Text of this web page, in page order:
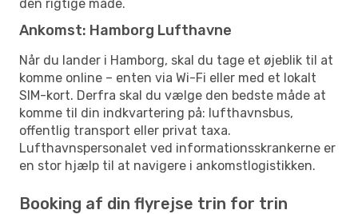
den rigtige måde.
Ankomst: Hamborg Lufthavne
Når du lander i Hamborg, skal du tage et øjeblik til at
komme online – enten via Wi-Fi eller med et lokalt
SIM-kort. Derfra skal du vælge den bedste måde at
komme til din indkvartering på: lufthavnsbus,
offentlig transport eller privat taxa.
Lufthavnspersonalet ved informationsskrankerne er
en stor hjælp til at navigere i ankomstlogistikken.
Booking af din flyrejse trin for trin